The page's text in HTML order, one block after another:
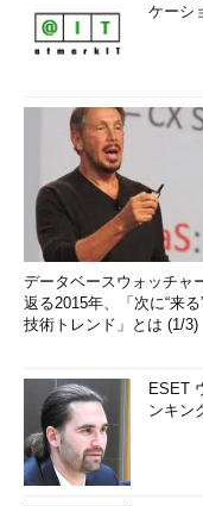
ケーシ
データベースウォッチャ
返る2015年、「次に“来る
技術トレンド」とは (1/3)
ESET
ンキン